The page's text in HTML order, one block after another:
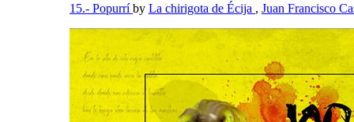
15.- Popurríby La chirigota de Écija , Juan Francisco